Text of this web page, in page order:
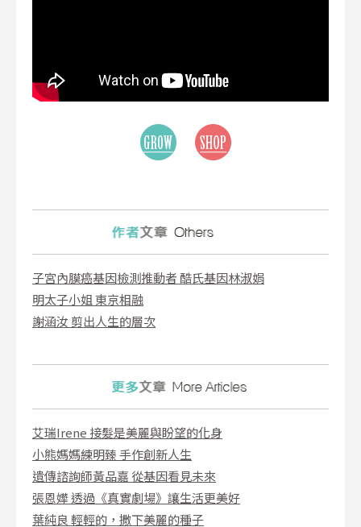
子宮內膜癌基因檢測推動者 酷氏基因林淑娟
明太子小姐 東京相融
謝涵汝 剪出人生的層次
艾瑞Irene 接髮是美麗與盼望的化身
小熊媽媽練明臻 手作創新人生
遺傳諮詢師黃品嘉 從基因看見未來
張恩嬅 透過《真實劇場》讓生活更美好
葉純良 輕輕的，撒下美麗的種子